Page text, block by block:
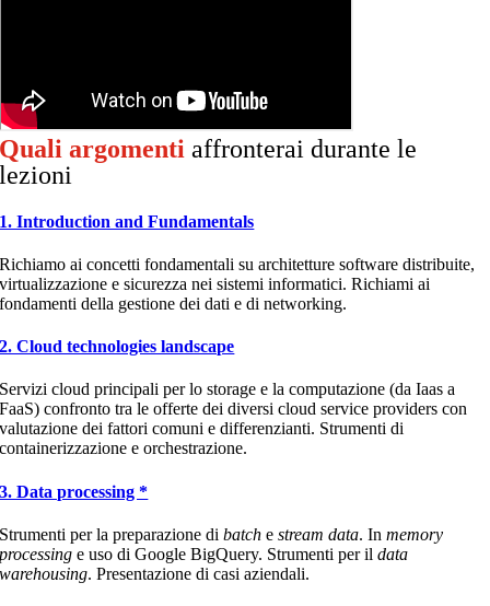
Quali argomenti affronterai durante le
lezioni
1. Introduction and Fundamentals
Richiamo ai concetti fondamentali su architetture software distribuite,
virtualizzazione e sicurezza nei sistemi informatici. Richiami ai
fondamenti della gestione dei dati e di networking.
2. Cloud technologies landscape
Servizi cloud principali per lo storage e la computazione (da Iaas a
FaaS) confronto tra le offerte dei diversi cloud service providers con
valutazione dei fattori comuni e differenzianti. Strumenti di
containerizzazione e orchestrazione.
3. Data processing *
Strumenti per lapreparazione dibatchestream data. Inmemory
processinge uso di Google BigQuery. Strumenti per ildata
warehousing. Presentazione di casi aziendali.